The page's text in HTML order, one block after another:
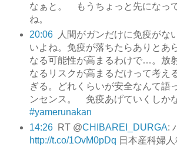
なぁと。 もうちょっと先になっ
ね。
20:06
人間がガンだけに免疫がな
いよね。免疫が落ちたらありとあ
なる可能性が高まるわけで…。放
なるリスクが高まるだけって考え
ぎる。どれくらいが安全なんて語
ンセンス。 免疫あげていくしか
#yamerunakan
14:26
RT @CHIBAREI_DURGA:
http://t.co/1OvM0pDq 日本産科婦